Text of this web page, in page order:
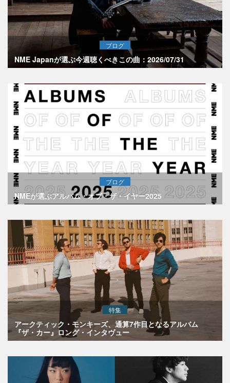
ブログ
NME Japanが選ぶ今週聴くべきこの曲：2026/07/31
ブログ
NMEが選ぶアルバム・オブ・ザ・イヤー2025
特集
アークティック・モンキーズ、通算7作目となるアルバム
『ザ・カー』ロング・インタヴュー